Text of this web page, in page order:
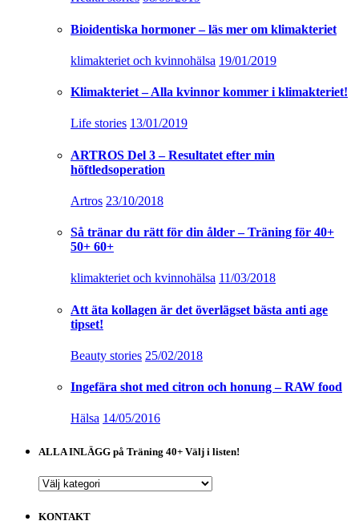
Bioidentiska hormoner – läs mer om klimakteriet
klimakteriet och kvinnohälsa 19/01/2019
Klimakteriet – Alla kvinnor kommer i klimakteriet!
Life stories 13/01/2019
ARTROS Del 3 – Resultatet efter min
höftledsoperation
Artros 23/10/2018
Så tränar du rätt för din ålder – Träning för 40+
50+ 60+
klimakteriet och kvinnohälsa 11/03/2018
Att äta kollagen är det överlägset bästa anti age
tipset!
Beauty stories 25/02/2018
Ingefära shot med citron och honung – RAW food
Hälsa 14/05/2016
ALLA INLÄGG på Träning 40+ Välj i listen!
ALLA
på
KONTAKT